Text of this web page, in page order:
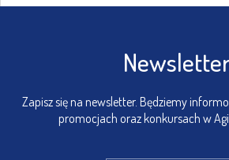
Zapisz się na newsletter. Będziemy
promocjach oraz konkursach w